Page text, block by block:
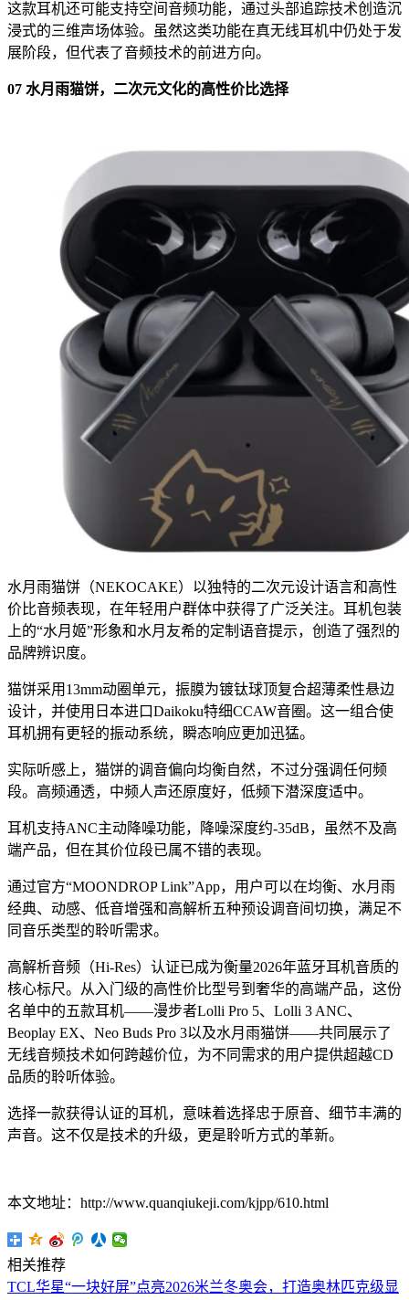
这款耳机还可能支持空间音频功能，通过头部追踪技术创造沉
浸式的三维声场体验。虽然这类功能在真无线耳机中仍处于发
展阶段，但代表了音频技术的前进方向。
07 水月雨猫饼，二次元文化的高性价比选择
水月雨猫饼（NEKOCAKE）以独特的二次元设计语言和高性
价比音频表现，在年轻用户群体中获得了广泛关注。耳机包装
上的“水月姬”形象和水月友希的定制语音提示，创造了强烈的
品牌辨识度。
猫饼采用13mm动圈单元，振膜为镀钛球顶复合超薄柔性悬边
设计，并使用日本进口Daikoku特细CCAW音圈。这一组合使
耳机拥有更轻的振动系统，瞬态响应更加迅猛。
实际听感上，猫饼的调音偏向均衡自然，不过分强调任何频
段。高频通透，中频人声还原度好，低频下潜深度适中。
耳机支持ANC主动降噪功能，降噪深度约-35dB，虽然不及高
端产品，但在其价位段已属不错的表现。
通过官方“MOONDROP Link”App，用户可以在均衡、水月雨
经典、动感、低音增强和高解析五种预设调音间切换，满足不
同音乐类型的聆听需求。
高解析音频（Hi-Res）认证已成为衡量2026年蓝牙耳机音质的
核心标尺。从入门级的高性价比型号到奢华的高端产品，这份
名单中的五款耳机——漫步者Lolli Pro 5、Lolli 3 ANC、
Beoplay EX、Neo Buds Pro 3以及水月雨猫饼——共同展示了
无线音频技术如何跨越价位，为不同需求的用户提供超越CD
品质的聆听体验。
选择一款获得认证的耳机，意味着选择忠于原音、细节丰满的
声音。这不仅是技术的升级，更是聆听方式的革新。
本文地址：http://www.quanqiukeji.com/kjpp/610.html
相关推荐
TCL华星“一块好屏”点亮2026米兰冬奥会，打造奥林匹克级显